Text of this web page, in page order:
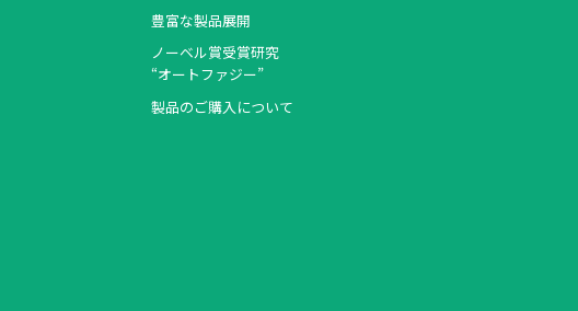
豊富な製品展開
ノーベル賞受賞研究
“オートファジー”
製品のご購入について